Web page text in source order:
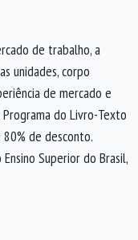
de trabalho, a
unidades, corpo
de mercado e
do Livro-Texto
de desconto.
Superior do Brasil,